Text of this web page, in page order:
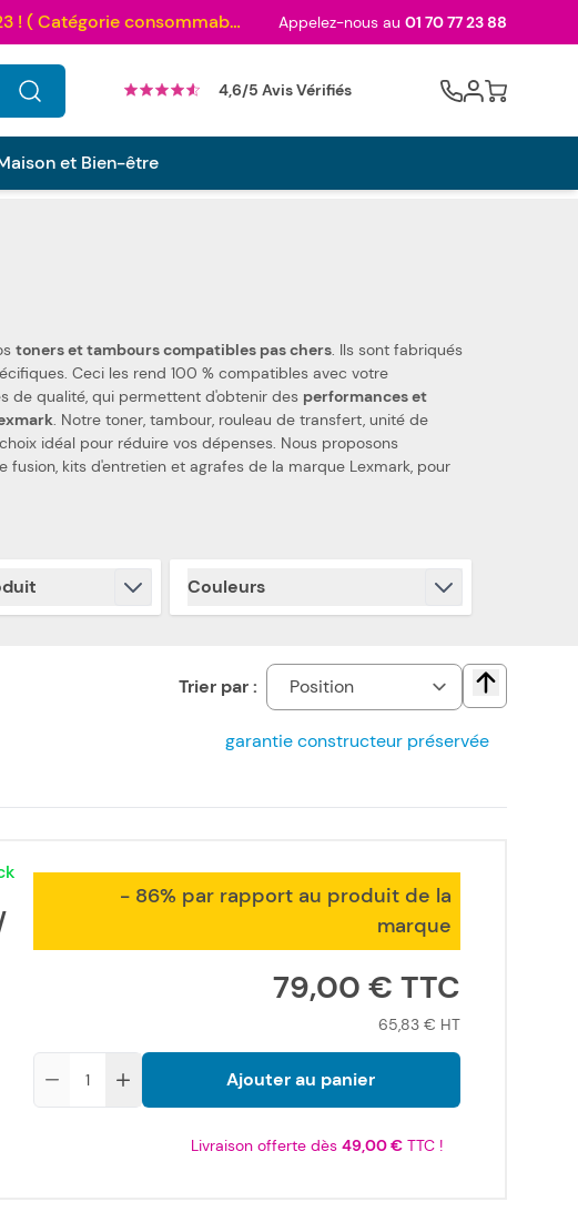
Au palmarès des meilleurs sites en 2024 et sacré n°1 en 2022 et 2023 ! ( Catégorie consommables) Appelez-nous au 01 70 77 23 88
4,6/5 Avis Vérifiés Cart
et Bien-être
toners et tambours compatibles pas chers. Ils sont fabriqués
avec votre
utilisons des pièces de qualité, qui permettent d'obtenir des performances et
. Notre toner, tambour, rouleau de transfert, unité de
idéal pour réduire vos dépenses. Nous proposons
Couleurs
filter
Trier par : Change
garantie constructeur préservée
- 86% par rapport au produit de la
marque
79,00 €
65,83 €
Ajouter au panier
Livraison offerte dès 49,00 €TTC !